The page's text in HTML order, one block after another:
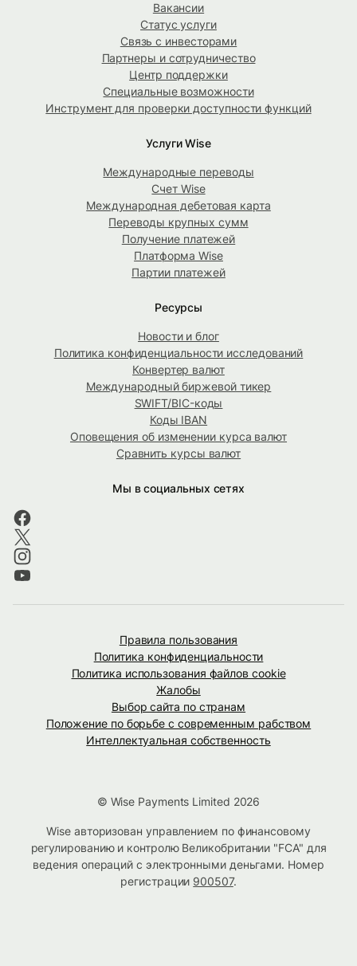
Вакансии
Статус услуги
Связь с инвесторами
Партнеры и сотрудничество
Центр поддержки
Специальные возможности
Инструмент для проверки доступности функций
Услуги Wise
Международные переводы
Счет Wise
Международная дебетовая карта
Переводы крупных сумм
Получение платежей
Платформа Wise
Партии платежей
Ресурсы
Новости и блог
Политика конфиденциальности исследований
Конвертер валют
Международный биржевой тикер
SWIFT/BIC-коды
Коды IBAN
Оповещения об изменении курса валют
Сравнить курсы валют
Мы в социальных сетях
Правила пользования
Политика конфиденциальности
Политика использования файлов cookie
Жалобы
Выбор сайта по странам
Положение по борьбе с современным рабством
Интеллектуальная собственность
© Wise Payments Limited 2026
Wise авторизован управлением по финансовому
регулированию и контролю Великобритании "FCA" для
ведения операций с электронными деньгами. Номер
регистрации 900507.